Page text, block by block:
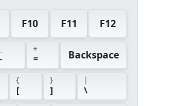
F10 F11 F12
-
+
= Backspace
{
[
}
] \